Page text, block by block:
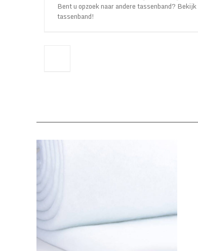
Bent u opzoek naar andere tassenband? Bekijk
tassenband!